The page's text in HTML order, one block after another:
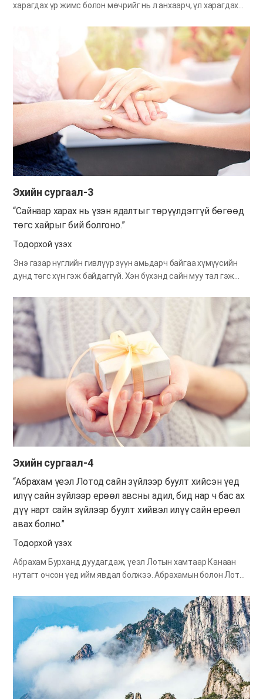
харагдах үр жимс болон мөчрийг нь л анхаарч, үл харагдах
боловсрох хүртэл нь ус болон шим тэжээлээр хангадаг
үндэсний үүрэг туйлын чухал юм. Үндэс байхгүй бол мод ч
оршин тогтнох аргагүй, мөчир хичнээн бахим чийрэг байлаа
гээд үндэс өөрийн үүргээ гүйцэтгэхгүй бол тэрхүү мод
амьдарч чадахгүй, үр жимс ч ургуулж чадахгүй. Үүнтэй адил
бид хийгээд байгаа юм шиг харагдах бүхий л ажил үйл
бидний хүч, бидний мэргэн ухаанаар хийгддэг юм биш. Харин
яг л модны үндэс шиг далдаас үүргээ гүйцэтгэж байгаа
Бурханы хүч чадлаар болж бүтдэг гэдгийг мэддэг байх
хэрэгтэй юм. “Би хийсэн” гэсэн бодол бол мунхаг хийгээд
аюултай бодол юм. Эртний…
Эхийн сургаал-3
“Сайнаар харах нь үзэн ядалтыг төрүүлдэггүй бөгөөд
төгс хайрыг бий болгоно.”
Тодорхой үзэх
Энэ газар нүглийн гивлүүр зүүн амьдарч байгаа хүмүүсийн
дунд төгс хүн гэж байдаггүй. Хэн бүхэнд сайн муу тал гэж
дутагдалтай тал байх нь гарцаагүй. Авах юмгүй юм шиг
харагддаг хүнд ч сураад авчихмаар сайн тал байдаг аж. Үзэн
ядах сэтгэл тээн бусдыг харвал үзэн ядмаар зүйл нь л
харагдана. Харин сайнаар харах юм бол ивээлтэй сайн
талууд нь харагдана. Бүх зүйлийг сайнаар харж хандана
гэдэг хэрхэвч амар биш ээ. Харин Бурханы үгэнд түшээд ах
дүү, эгч дүүгээ сайнаар харах гэж хичээх юм бол Эхийн
сургаалд гардагчлан үзэн ядалтыг төрүүлдэггүй бөгөөд төгс
хайрыг бий болгоно. Улмаар Бурхандаа баяр баясгалан
өргөж чадах юм. Мөн бид Бурхан миний сүнсийг хайрлаж
байгаа шиг…
Эхийн сургаал-4
“Абрахам үеэл Лотод сайн зүйлээр буулт хийсэн үед
илүү сайн зүйлээр ерөөл авсны адил, бид нар ч бас ах
дүү нарт сайн зүйлээр буулт хийвэл илүү сайн ерөөл
авах болно.”
Тодорхой үзэх
Абрахам Бурханд дуудагдаж, үеэл Лотын хамтаар Канаан
нутагт очсон үед ийм явдал болжээ. Абрахамын болон Лотын
Тэгэх тусам нь хамт амьдрах газар нутаг хүрэлцэхээ байв.
Иймд тэдний малчид өөр хоорондоо маргалдах болов.
Абрахам Лотод “Бид хоорондоо маргалдаж болно гэж үү?
Өөр өөрийн явах замаа сонгоод тусдаа амьдаръя” гэж
хэлэв. Энэ үед Лотоос түрүүлж газраа сонгох эрх Абрахамд
байсан. Гэвч тэрээр үеэл Лотынхоо сэтгэлд нийцэх газрыг
түрүүлж сонгуулахын тулд буулт хийсэн юм. Дараа нь тэрээр
Лотын сонгоогүй газрыг сонгожээ. Тиймээс Абрамын